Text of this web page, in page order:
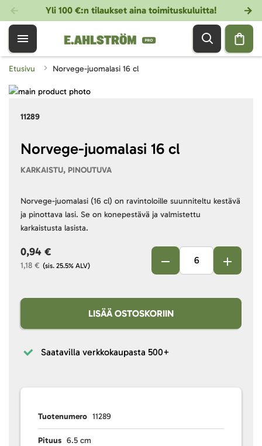
Yli 100 €:n tilaukset aina toimituskuluitta!
Etusivu Norvege-juomalasi 16 cl
11289
Norvege-juomalasi 16 cl
KARKAISTU, PINOUTUVA
Norvege-juomalasi (16 cl) on ravintoloille suunniteltu kestävä
ja pinottava lasi. Se on konepestävä ja valmistettu
karkaistusta lasista.
(sis. 25.5% ALV)
1,18 €
0,94 €
LISÄÄ OSTOSKORIIN
Saatavilla verkkokaupasta 500+
Tuotenumero 11289
Pituus 6.5 cm
Skip
images
beginning
gallery